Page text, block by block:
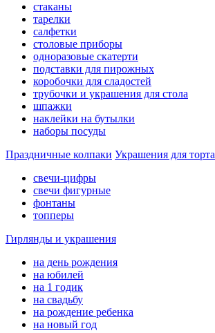
стаканы
тарелки
салфетки
столовые приборы
одноразовые скатерти
подставки для пирожных
коробочки для сладостей
трубочки и украшения для стола
шпажки
наклейки на бутылки
наборы посуды
Праздничные колпаки Украшения для торта
свечи-цифры
свечи фигурные
фонтаны
топперы
Гирлянды и украшения
на день рождения
на юбилей
на 1 годик
на свадьбу
на рождение ребенка
на новый год